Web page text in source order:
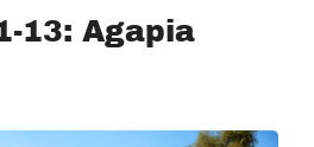
13: Agapia